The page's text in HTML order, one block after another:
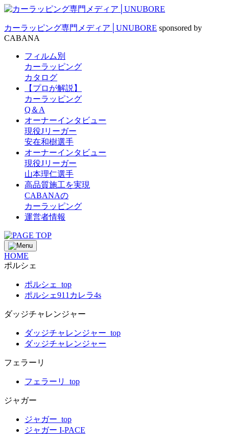
カーラッピング専門メディア│UNUBORE sponsored by
CABANA
フィルム別
カーラッピング
カタログ
【プロが解説】
カーラッピング
Q＆A
オーナーインタビュー
現役Jリーガー
安在和樹選手
オーナーインタビュー
現役Jリーガー
山本理仁選手
高品質施工を実現
CABANAの
カーラッピング
運営者情報
HOME
ポルシェ
ポルシェ_top
ポルシェ911カレラ4s
ダッジチャレンジャー
ダッジチャレンジャー_top
ダッジチャレンジャー
フェラーリ
フェラーリ_top
ジャガー
ジャガー_top
ジャガー I-PACE